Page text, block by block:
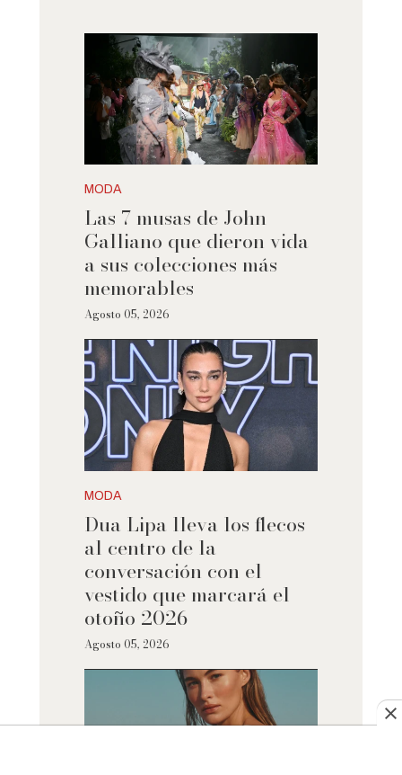
MODA
Las 7 musas de John
Galliano que dieron vida
a sus colecciones más
memorables
Agosto 05, 2026
MODA
Dua Lipa lleva los flecos
al centro de la
conversación con el
vestido que marcará el
otoño 2026
Agosto 05, 2026